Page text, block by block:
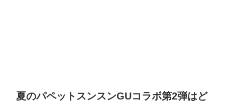
夏のパペットスンスンGUコラボ第2弾はど